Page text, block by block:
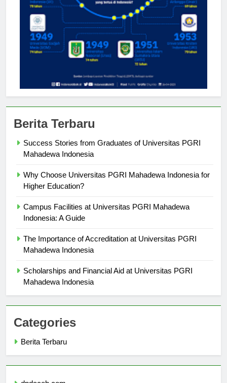
Berita Terbaru
Success Stories from Graduates of Universitas PGRI
Mahadewa Indonesia
Why Choose Universitas PGRI Mahadewa Indonesia for
Higher Education?
Campus Facilities at Universitas PGRI Mahadewa
Indonesia: A Guide
The Importance of Accreditation at Universitas PGRI
Mahadewa Indonesia
Scholarships and Financial Aid at Universitas PGRI
Mahadewa Indonesia
Categories
Berita Terbaru